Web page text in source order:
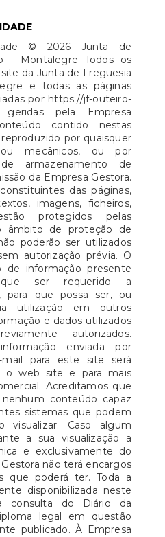
© 2026 Junta de
- Montalegre Todos os
da Junta de Freguesia
e todas as páginas
por https://jf-outeiro-
geridas pela Empresa
contido nestas
por quaisquer
mecânicos, ou por
armazenamento de
da Empresa Gestora.
das páginas,
imagens, ficheiros,
protegidos pelas
âmbito de proteção de
poderão ser utilizados
autorização prévia. O
de informação presente
ser requerido a
para que possa ser, ou
utilização em outros
e dados utilizados
autorizados.
enviada por
para este site será
o web site e para mais
Acreditamos que
conteúdo capaz
sistemas que podem
visualizar. Caso algum
a sua visualização a
e exclusivamente do
não terá encargos
que poderá ter. Toda a
disponibilizada neste
consulta do Diário da
legal em questão
publicado. À Empresa